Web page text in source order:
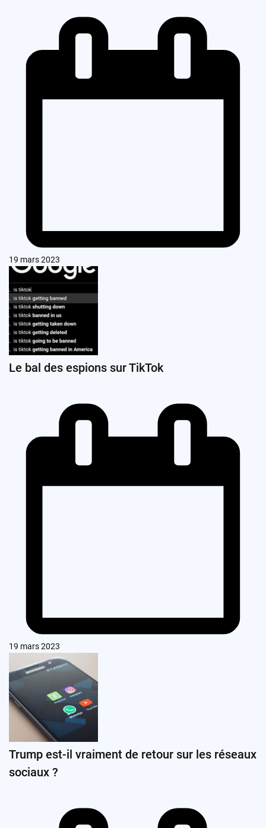
19 mars 2023
Le bal des espions sur TikTok
19 mars 2023
Trump est-il vraiment de retour sur les réseaux
sociaux ?